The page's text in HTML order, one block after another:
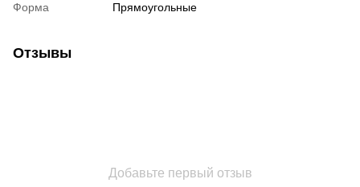
Форма
Прямоугольные
Отзывы
Добавьте первый отзыв